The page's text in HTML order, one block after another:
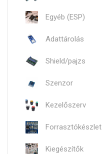
Egyéb (ESP)
Adattárolás
Shield/pajzs
Szenzor
Kezelőszerv
Forrasztókészlet
Kiegészítők